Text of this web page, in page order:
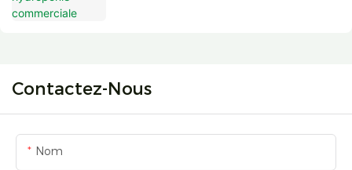
Contactez-Nous
Nom